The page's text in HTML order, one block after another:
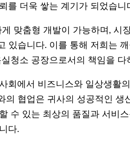
를 더욱 쌓는 계기가 되었습니
맞춤형 개발이 가능하며, 시
있습니다. 이를 통해 저희는
청소 공장으로서의 책임을 다
회에서 비즈니스와 일상생활
의 협업은 귀사의 성공적인 생
수 있는 최상의 품질과 서비
다.